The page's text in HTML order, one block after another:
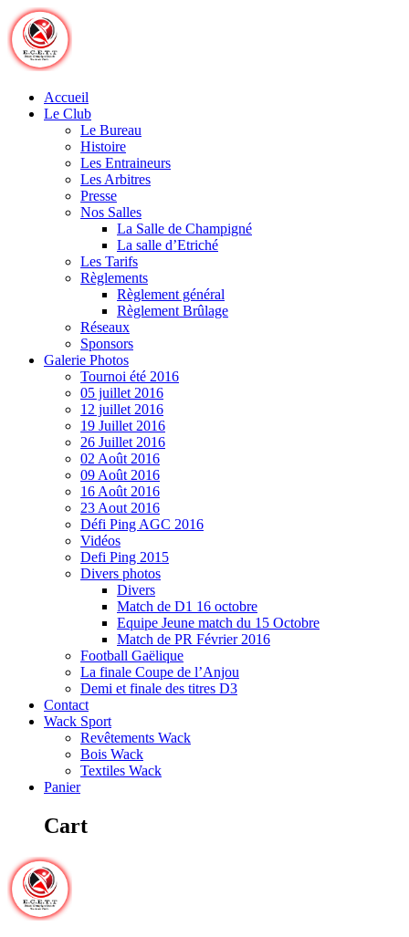
Skip
to
content
Accueil
Le Club
Le Bureau
Histoire
Les Entraineurs
Les Arbitres
Presse
Nos Salles
La Salle de Champigné
La salle d’Etriché
Les Tarifs
Règlements
Règlement général
Règlement Brûlage
Réseaux
Sponsors
Galerie Photos
Tournoi été 2016
05 juillet 2016
12 juillet 2016
19 Juillet 2016
26 Juillet 2016
02 Août 2016
09 Août 2016
16 Août 2016
23 Aout 2016
Défi Ping AGC 2016
Vidéos
Defi Ping 2015
Divers photos
Divers
Match de D1 16 octobre
Equipe Jeune match du 15 Octobre
Match de PR Février 2016
Football Gaëlique
La finale Coupe de l’Anjou
Demi et finale des titres D3
Contact
Wack Sport
Revêtements Wack
Bois Wack
Textiles Wack
Panier
Cart